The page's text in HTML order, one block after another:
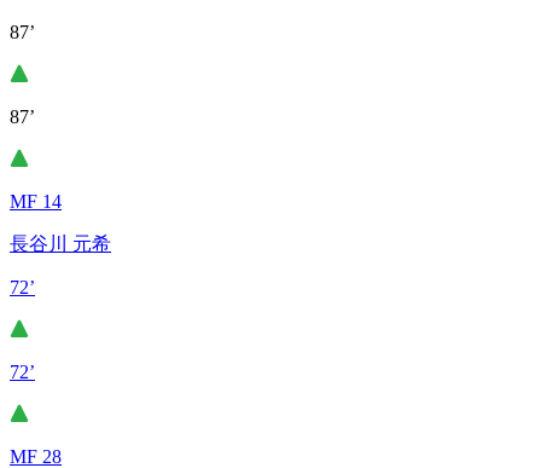
87’
87’
MF 14
長谷川 元希
72’
72’
MF 28